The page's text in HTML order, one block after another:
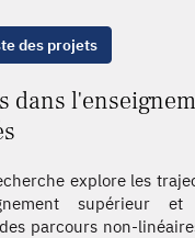
des projets
dans
explore les
supérieur
parcours non-